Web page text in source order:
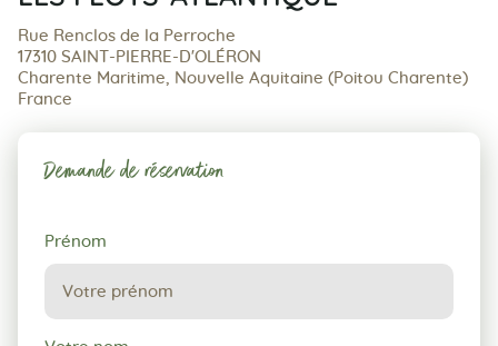
Rue Renclos de la Perroche
17310 SAINT-PIERRE-D'OLÉRON
Charente Maritime, Nouvelle Aquitaine (Poitou Charente)
France
Demande de réservation
Demande
de
réservation
Prénom